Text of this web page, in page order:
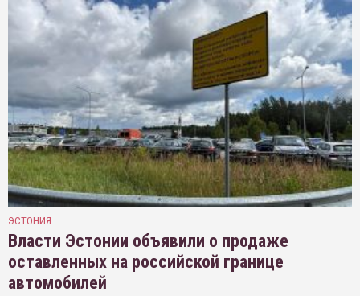
ЭСТОНИЯ
Власти Эстонии объявили о продаже
оставленных на российской границе
автомобилей